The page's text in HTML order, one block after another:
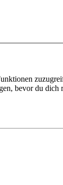
bevor du dich